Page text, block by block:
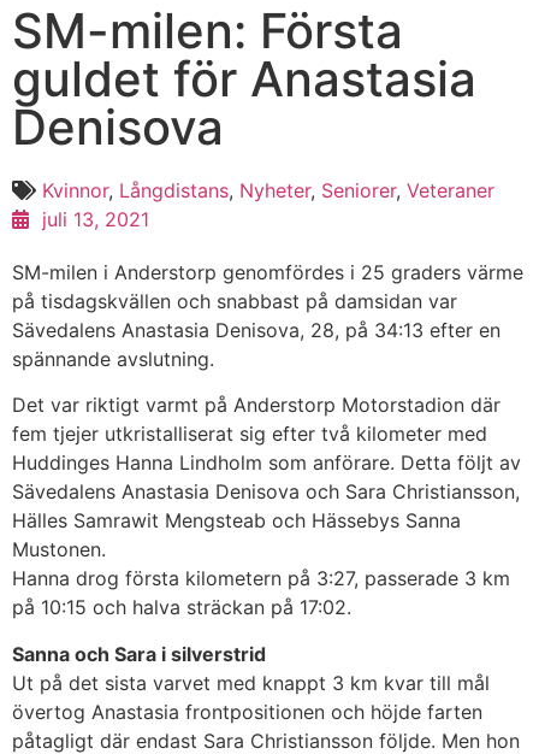
SM-milen: Första
guldet för Anastasia
Denisova
Kvinnor, Långdistans, Nyheter, Seniorer, Veteraner
juli 13, 2021
SM-milen i Anderstorp genomfördes i 25 graders värme
på tisdagskvällen och snabbast på damsidan var
Sävedalens Anastasia Denisova, 28, på 34:13 efter en
spännande avslutning.
Det var riktigt varmt på Anderstorp Motorstadion där
fem tjejer utkristalliserat sig efter två kilometer med
Huddinges Hanna Lindholm som anförare. Detta följt av
Sävedalens Anastasia Denisova och Sara Christiansson,
Hälles Samrawit Mengsteab och Hässebys Sanna
Mustonen.
Hanna drog första kilometern på 3:27, passerade 3 km
på 10:15 och halva sträckan på 17:02.
Sanna och Sara i silverstrid
Ut på det sista varvet med knappt 3 km kvar till mål
övertog Anastasia frontpositionen och höjde farten
påtagligt där endast Sara Christiansson följde. Men hon